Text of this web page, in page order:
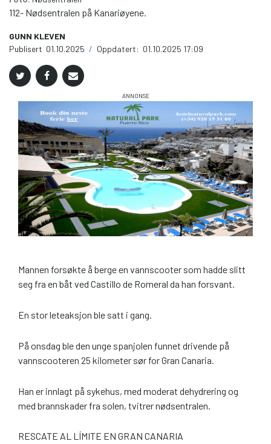
112- Nødsentralen på Kanariøyene.
GUNN KLEVEN
Publisert 01.10.2025 / Oppdatert: 01.10.2025 17:09
Mannen forsøkte å berge en vannscooter som hadde slitt
seg fra en båt ved Castillo de Romeral da han forsvant.
En stor leteaksjon ble satt i gang.
På onsdag ble den unge spanjolen funnet drivende på
vannscooteren 25 kilometer sør for Gran Canaria.
Han er innlagt på sykehus, med moderat dehydrering og
med brannskader fra solen, tvitrer nødsentralen.
RESCATE AL LÍMITE EN GRAN CANARIA